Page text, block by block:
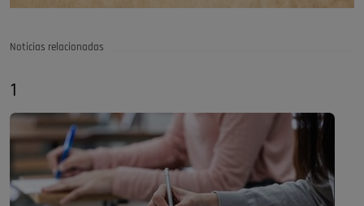
Noticias relacionadas
1